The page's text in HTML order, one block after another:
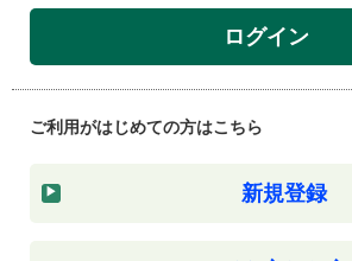
ログイン
ご利用がはじめての方はこちら
新規登録